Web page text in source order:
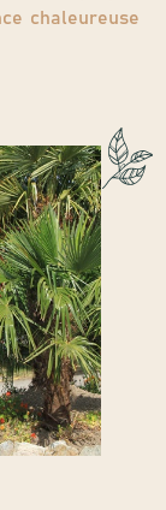
chaleureuse